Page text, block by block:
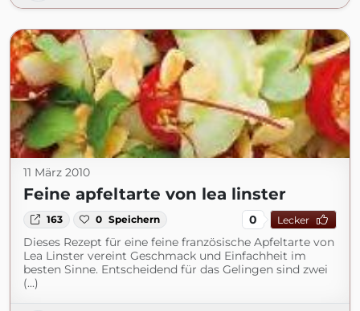
11 März 2010
Feine apfeltarte von lea linster
163 0 Speichern 0 Lecker
Dieses Rezept für eine feine französische Apfeltarte von
Lea Linster vereint Geschmack und Einfachheit im
besten Sinne. Entscheidend für das Gelingen sind zwei
(...)